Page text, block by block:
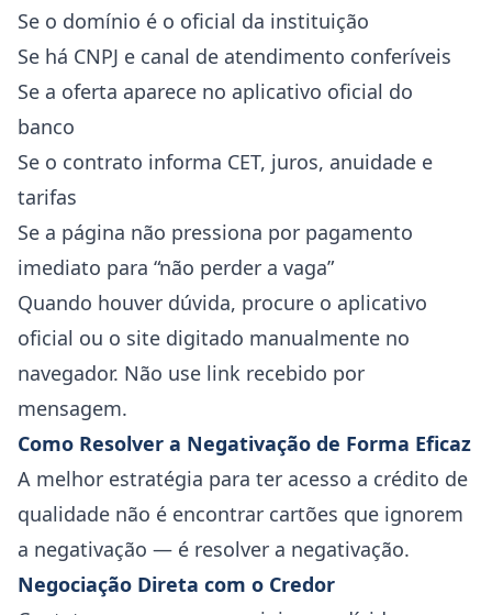
Se o domínio é o oficial da instituição
Se há CNPJ e canal de atendimento conferíveis
Se a oferta aparece no aplicativo oficial do
banco
Se o contrato informa CET, juros, anuidade e
tarifas
Se a página não pressiona por pagamento
imediato para “não perder a vaga”
Quando houver dúvida, procure o aplicativo
oficial ou o site digitado manualmente no
navegador. Não use link recebido por
mensagem.
Como Resolver a Negativação de Forma Eficaz
A melhor estratégia para ter acesso a crédito de
qualidade não é encontrar cartões que ignorem
a negativação — é resolver a negativação.
Negociação Direta com o Credor